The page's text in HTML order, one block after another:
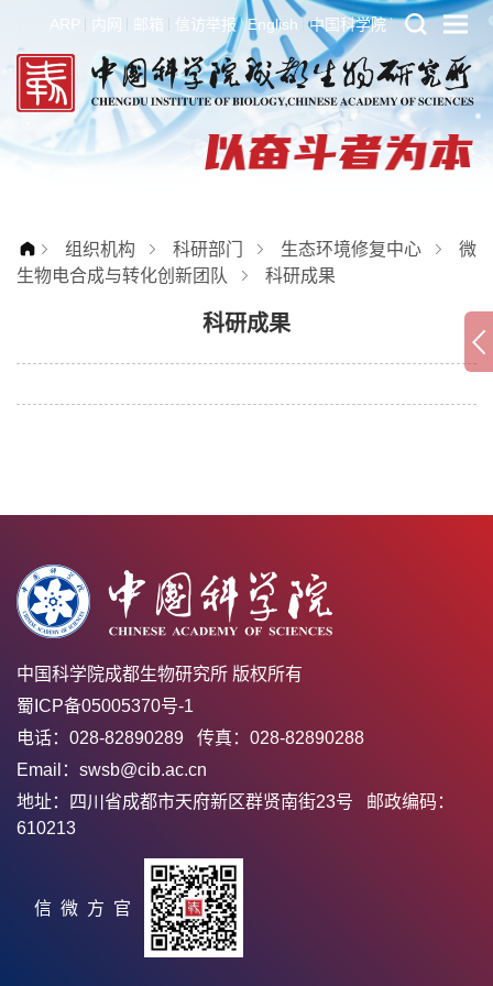
ARP 内网 邮箱 信访举报 English 中国科学院
组织机构 科研部门 生态环境修复中心
微
生物电合成与转化创新团队
科研成果
科研成果
中国科学院成都生物研究所 版权所有
蜀ICP备05005370号-1
电话：028-82890289 传真：028-82890288
Email：swsb@cib.ac.cn
地址：四川省成都市天府新区群贤南街23号 邮政编码：
610213
官方微信